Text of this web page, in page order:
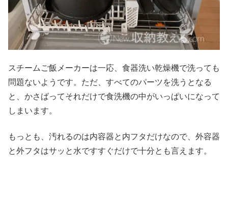
スチームご飯メーカーは一応、食器洗い乾燥機で洗っても
問題ないようです。ただ、すべてのパーツを洗うとなる
と、かさばってそれだけで食洗機の中がいっぱいになって
しまいます。
もっとも、汚れるのは内容器と内フタだけなので、外容器
と外フタはサッと水ですすぐだけで十分とも言えます。